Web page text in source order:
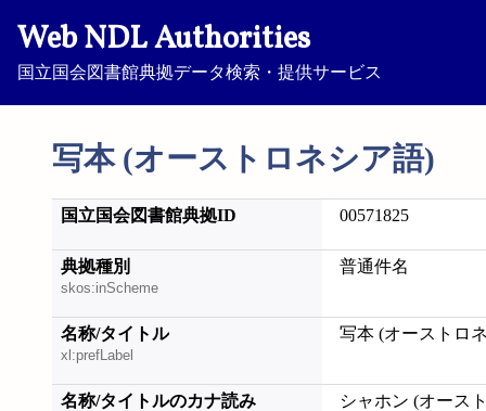
Web NDL Authorities
国立国会図書館典拠データ検索・提供サービス
写本 (オーストロネシア語)
国立国会図書館典拠ID 00571825
典拠種別
skos:inScheme
普通件名
名称/タイトル
xl:prefLabel
写本 (オーストロ
名称/タイトルのカナ読み シャホン (オース